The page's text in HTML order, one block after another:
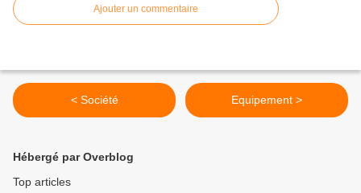
Ajouter un commentaire
< Société Equipement >
Hébergé par Overblog
Top articles